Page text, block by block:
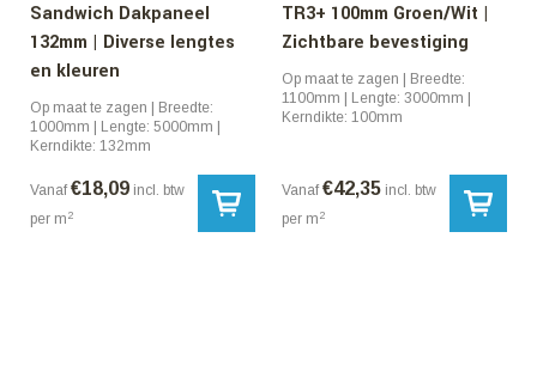
Sandwich Dakpaneel
132mm | Diverse lengtes
en kleuren
Op maat te zagen | Breedte:
1000mm | Lengte: 5000mm |
Kerndikte: 132mm
Vanaf €18,09 incl. btw
per m 2
TR3+ 100mm Groen/Wit |
Zichtbare bevestiging
Op maat te zagen | Breedte:
1100mm | Lengte: 3000mm |
Kerndikte: 100mm
Vanaf €42,35 incl. btw
per m 2